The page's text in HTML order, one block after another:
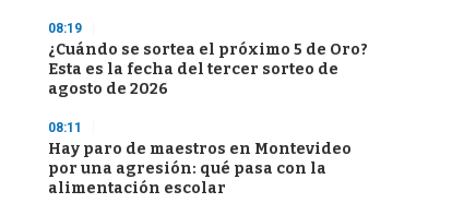
08:19
¿Cuándo se sortea el próximo 5 de Oro?
Esta es la fecha del tercer sorteo de
agosto de 2026
08:11
Hay paro de maestros en Montevideo
por una agresión: qué pasa con la
alimentación escolar